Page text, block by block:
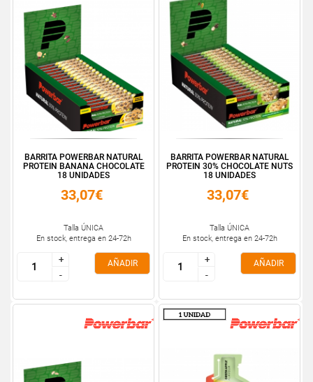
BARRITA POWERBAR NATURAL
PROTEIN BANANA CHOCOLATE
18 UNIDADES
33,07€
Talla ÚNICA
En stock, entrega en 24-72h
+
-
+
-
AÑADIR
BARRITA POWERBAR NATURAL
PROTEIN 30% CHOCOLATE NUTS
18 UNIDADES
33,07€
Talla ÚNICA
En stock, entrega en 24-72h
+
-
+
-
AÑADIR